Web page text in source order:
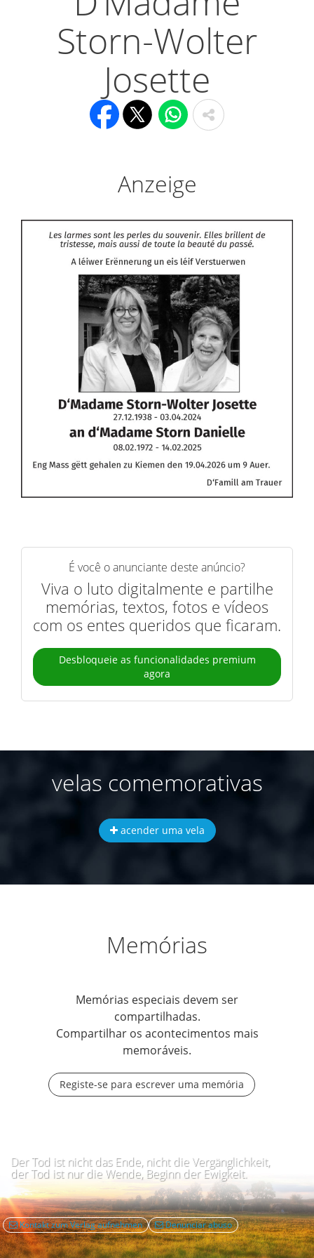
Storn-Wolter
Josette
Anzeige
É você o anunciante deste anúncio?
Viva o luto digitalmente e partilhe
memórias, textos, fotos e vídeos
com os entes queridos que ficaram.
Desbloqueie as funcionalidades premium
agora
velas comemorativas
acender uma vela
Memórias
Memórias especiais devem ser
compartilhadas.
Compartilhar os acontecimentos mais
memoráveis.
Registe-se para escrever uma memória
Der Tod ist nicht das Ende, nicht die Vergänglichkeit,
der Tod ist nur die Wende, Beginn der Ewigkeit.
Kontakt zum Verlag aufnehmen Denunciar abuso